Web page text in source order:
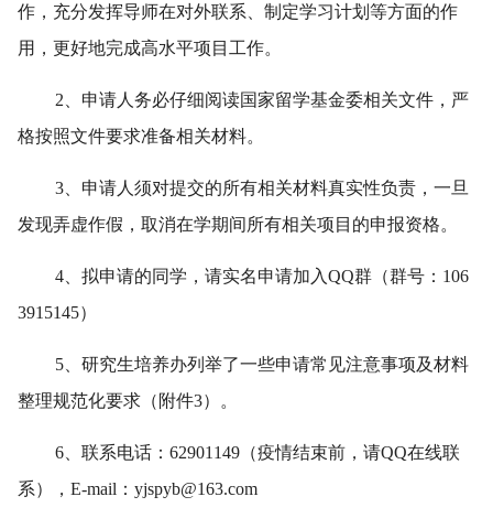
作，充分发挥导师在对外联系、制定学习计划等方面的作
用，更好地完成高水平项目工作。
2、申请人务必仔细阅读国家留学基金委相关文件，严
格按照文件要求准备相关材料。
3、申请人须对提交的所有相关材料真实性负责，一旦
发现弄虚作假，取消在学期间所有相关项目的申报资格。
4、拟申请的同学，请实名申请加入QQ群（群号：106
3915145）
5、研究生培养办列举了一些申请常见注意事项及材料
整理规范化要求（附件3）。
6、联系电话：62901149（疫情结束前，请QQ在线联
系），E-mail：yjspyb@163.com